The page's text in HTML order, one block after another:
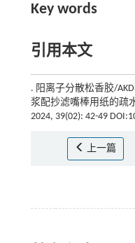
Key words
引用本文
. 阳离子分散松香胶/
浆配抄滤嘴棒用纸的疏
2024, 39(02): 42-49
上一篇